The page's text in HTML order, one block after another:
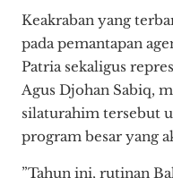
Keakraban yang
pada pemantapan
Patria sekaligus
Agus Djohan Sabiq,
silaturahim tersebut
program besar yang
​”Tahun ini, rutinan